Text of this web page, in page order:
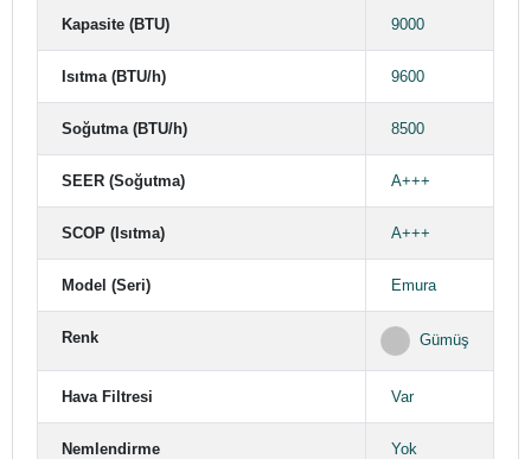
Kapasite (BTU) 9000
Isıtma (BTU/h) 9600
Soğutma (BTU/h) 8500
SEER (Soğutma) A+++
SCOP (Isıtma) A+++
Model (Seri) Emura
Renk Gümüş
Hava Filtresi Var
Nemlendirme Yok